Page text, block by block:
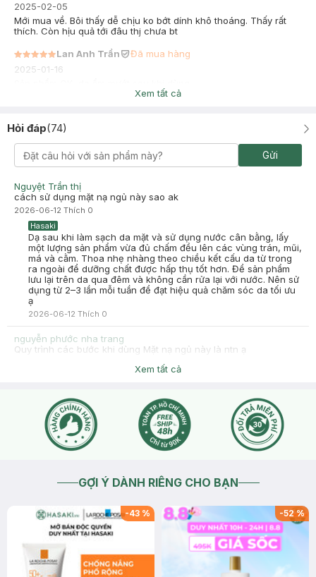
2025-02-05
Mới mua về. Bôi thấy dễ chịu ko bớt dính khô thoáng. Thấy rất
thích. Còn hịu quả tới đâu thj chưa bt
Lan Anh Trần
Đã mua hàng
2025-01-16
Xem tất cả
Hỏi đáp(74)
Gửi
Nguyệt Trần thị
cách sử dụng mặt nạ ngủ này sao ak
2026-06-12 Thích 0
Hasaki
Dạ sau khi làm sạch da mặt và sử dụng nước cân bằng, lấy
một lượng sản phẩm vừa đủ chấm đều lên các vùng trán, mũi,
má và cằm. Thoa nhẹ nhàng theo chiều kết cấu da từ trong
ra ngoài để dưỡng chất được hấp thụ tốt hơn. Để sản phẩm
lưu lại trên da qua đêm và không cần rửa lại với nước. Nên sử
dụng từ 2–3 lần mỗi tuần để đạt hiệu quả chăm sóc da tối ưu
ạ
2026-06-12 Thích 0
nguyễn phước nha trang
Quy trình các bước khi dùng Mặt nạ ngủ này là ntn ạ
trạng da để Hasaki tư vấn thông tin chi tiết và phù hợp hơn
cho bạn ạ.
2026-04-27Thích
Xem tất cả
GỢI Ý DÀNH RIÊNG CHO BẠN
-43 % -52%